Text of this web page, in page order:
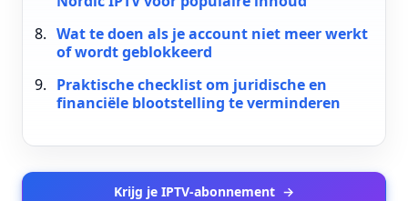
Wat te doen als je account niet meer werkt
of wordt geblokkeerd
Praktische checklist om juridische en
financiële blootstelling te verminderen
Krijg je IPTV-abonnement →